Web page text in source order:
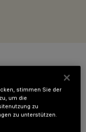
stimmen Sie der
um die
zu
zu unterstützen.